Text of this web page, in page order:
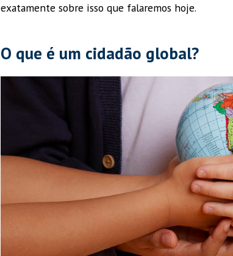
exatamente sobre isso que falaremos hoje.
O que é um cidadão global?